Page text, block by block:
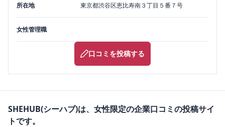
所在地 東京都渋谷区恵比寿南３丁目５番７号
女性管理職
口コミを投稿する
SHEHUB(シーハブ)は、女性限定の企業口コミの投稿サイ
トです。